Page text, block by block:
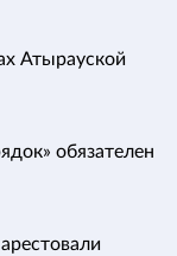
Атырауской
обязателен